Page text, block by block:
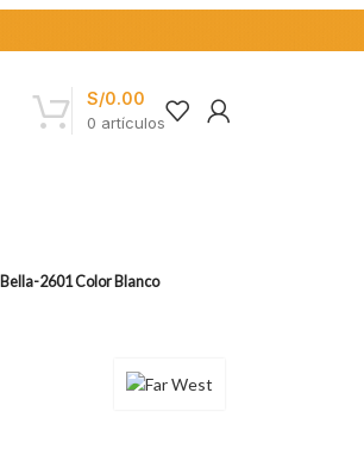
0 artículos
S/0.00
2601 Color Blanco